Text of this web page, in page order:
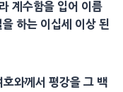
계수함을 입어 이름
하는 이십세 이상 된
와께서 평강을 그 백